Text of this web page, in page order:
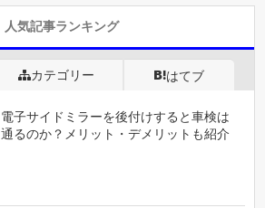
人気記事ランキング
カテゴリー はてブ
電子サイドミラーを後付けすると車検は
通るのか？メリット・デメリットも紹介